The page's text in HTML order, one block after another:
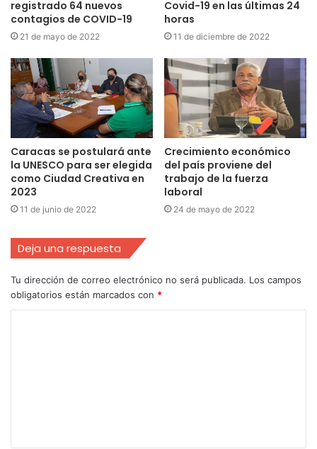
registrado 64 nuevos
contagios de COVID-19
21 de mayo de 2022
Covid-19 en las últimas 24
horas
11 de diciembre de 2022
Caracas se postulará ante
la UNESCO para ser elegida
como Ciudad Creativa en
2023
11 de junio de 2022
Crecimiento económico
del país proviene del
trabajo de la fuerza
laboral
24 de mayo de 2022
Deja una respuesta
Tu dirección de correo electrónico no será publicada. Los campos
obligatorios están marcados con *